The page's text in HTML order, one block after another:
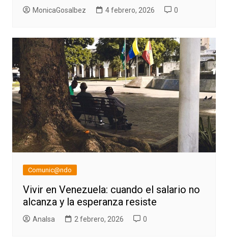
MonicaGosalbez 4 febrero, 2026 0
Comunic@ndo
Vivir en Venezuela: cuando el salario no
alcanza y la esperanza resiste
AnaIsa 2 febrero, 2026 0